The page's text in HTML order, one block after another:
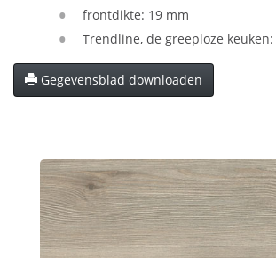
frontdikte: 19 mm
Trendline, de greeploze
Gegevensblad downloaden